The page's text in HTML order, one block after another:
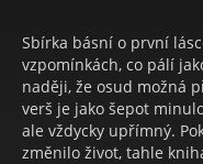
Sbírka básní o první
vzpomínkách, co pálí
naději, že osud možná
verš je jako šepot
ale vždycky upřímný.
změnilo život, tahle